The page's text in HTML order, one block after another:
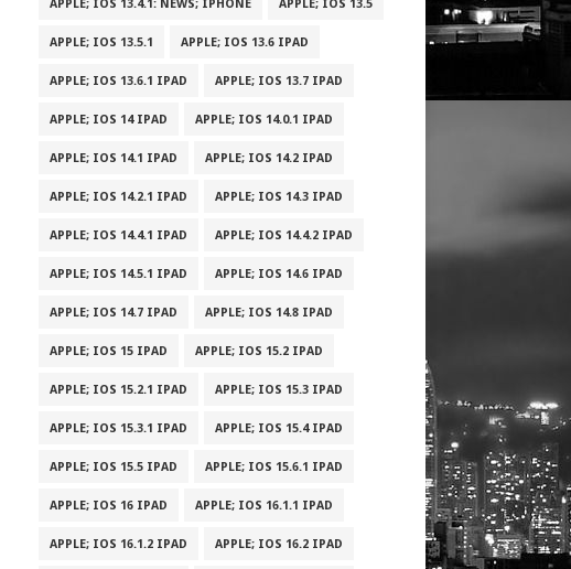
APPLE; IOS 13.4.1: NEWS; IPHONE APPLE; IOS 13.5
APPLE; IOS 13.5.1 APPLE; IOS 13.6 IPAD
APPLE; IOS 13.6.1 IPAD APPLE; IOS 13.7 IPAD
APPLE; IOS 14 IPAD APPLE; IOS 14.0.1 IPAD
APPLE; IOS 14.1 IPAD APPLE; IOS 14.2 IPAD
APPLE; IOS 14.2.1 IPAD APPLE; IOS 14.3 IPAD
APPLE; IOS 14.4.1 IPAD APPLE; IOS 14.4.2 IPAD
APPLE; IOS 14.5.1 IPAD APPLE; IOS 14.6 IPAD
APPLE; IOS 14.7 IPAD APPLE; IOS 14.8 IPAD
APPLE; IOS 15 IPAD APPLE; IOS 15.2 IPAD
APPLE; IOS 15.2.1 IPAD APPLE; IOS 15.3 IPAD
APPLE; IOS 15.3.1 IPAD APPLE; IOS 15.4 IPAD
APPLE; IOS 15.5 IPAD APPLE; IOS 15.6.1 IPAD
APPLE; IOS 16 IPAD APPLE; IOS 16.1.1 IPAD
APPLE; IOS 16.1.2 IPAD APPLE; IOS 16.2 IPAD